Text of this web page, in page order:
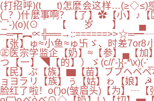
(打招呼)(t___t)怎麼会这样…(≥◇≤)
(_？)什麼事啊？【了】✿【小】♪【
'_'-)(o)(⊙【岁
【张】ゅ≈小鱼≈ゅ卐ゞ、时差7or8
㊣医宗学监企【奶】≈【参】▄【加
つ【一】◥【的】）ゞ(c//'-}{-*\x)(-
【民】ぷ【族】▆【苗】ブプヘベ
ョヨラリ【族】ぅ【姑】ゎ【娘】
脸红了啦！o(')o(皱眉头)【为】┄